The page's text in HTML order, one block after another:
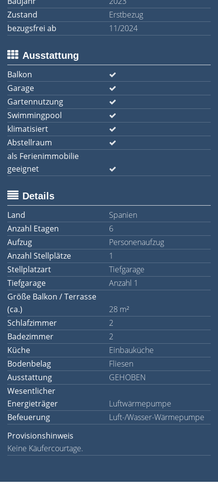
Zustand
Erstbezug
bezugsfrei ab
11/2024
Ausstattung
Balkon
Garage
Gartennutzung
Swimmingpool
klimatisiert
Abstellraum
als Ferienimmobilie
geeignet
Details
Land
Spanien
Anzahl Etagen
6
Aufzug
Personenaufzug
Anzahl Stellplätze
1
Stellplatzart
Tiefgarage
Tiefgarage
Anzahl 1
Größe Balkon / Terrasse
(ca.)
28 m²
Schlafzimmer
2
Badezimmer
2
Küche
Einbauküche
Bodenbelag
Fliesen
Ausstattung
GEHOBEN
Wesentlicher
Energieträger
Luftwärmepumpe
Befeuerung
Luft-/Wasser-Wärmepumpe
Provisionshinweis
Keine Käufercourtage.